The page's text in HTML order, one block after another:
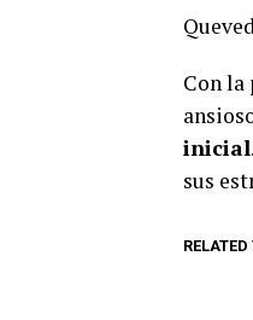
Con la
inicial
sus